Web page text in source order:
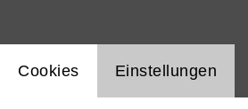
Einstellung Website Cookie
Cookies Einstellungen